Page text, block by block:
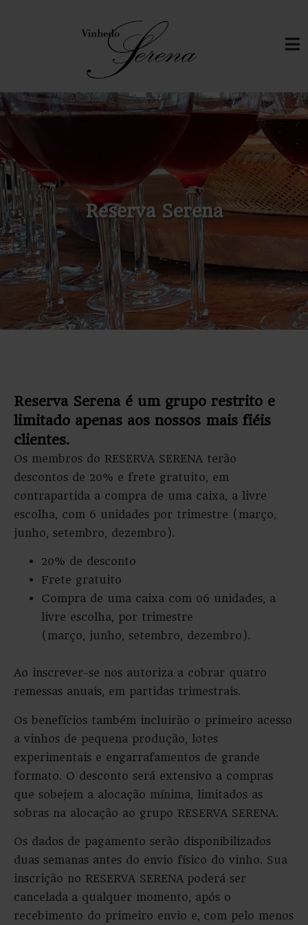
Reserva Serena
Reserva Serena é um grupo restrito e
limitado apenas aos nossos mais fiéis
clientes.
Os membros do RESERVA SERENA terão
descontos de 20% e frete gratuito, em
contrapartida a compra de uma caixa, a livre
escolha, com 6 unidades por trimestre (março,
junho, setembro, dezembro).
20% de desconto
Frete gratuito
Compra de uma caixa com 06 unidades, a
livre escolha, por trimestre
(março, junho, setembro, dezembro).
Ao inscrever-se nos autoriza a cobrar quatro
remessas anuais, em partidas trimestrais.
Os benefícios também incluirão o primeiro acesso
a vinhos de pequena produção, lotes
experimentais e engarrafamentos de grande
formato. O desconto será extensivo a compras
que sobejem a alocação mínima, limitados as
sobras na alocação ao grupo RESERVA SERENA.
Os dados de pagamento serão disponibilizados
duas semanas antes do envio físico do vinho. Sua
inscrição no RESERVA SERENA poderá ser
cancelada a qualquer momento, após o
recebimento do primeiro envio e, com pelo menos